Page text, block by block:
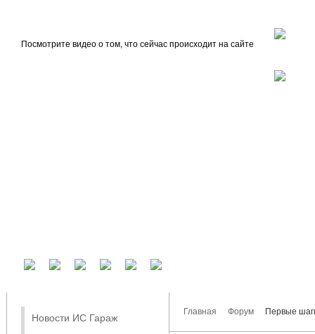
Посмотрите видео о том, что сейчас происходит на сайте
Новости ИС Гараж
Главная Форум Первые